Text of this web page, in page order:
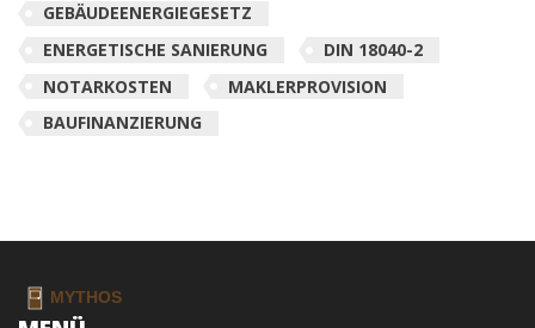
GEBÄUDEENERGIEGESETZ
ENERGETISCHE SANIERUNG
DIN 18040-2
NOTARKOSTEN
MAKLERPROVISION
BAUFINANZIERUNG